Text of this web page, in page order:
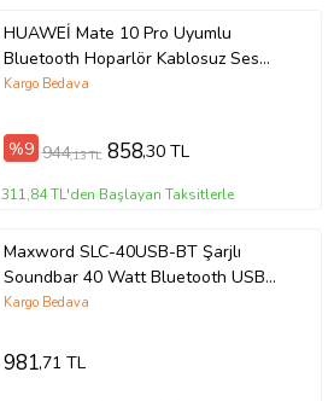
HUAWEİ Mate 10 Pro Uyumlu
Bluetooth Hoparlör Kablosuz Ses
Bombası Speaker (Siyah)
Kargo Bedava
%9 944,13 TL 858,30 TL
311,84 TL'den Başlayan Taksitlerle
Maxword SLC-40USB-BT Şarjlı
Soundbar 40 Watt Bluetooth USB
Şarjlı (46x7x6 cm)
Kargo Bedava
981,71 TL